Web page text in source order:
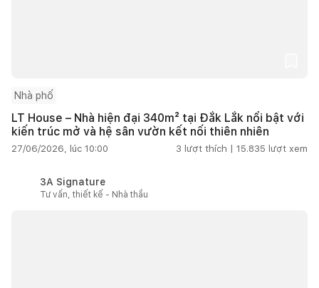
Nhà phố
LT House – Nhà hiện đại 340m² tại Đắk Lắk nổi bật với
kiến trúc mở và hệ sân vườn kết nối thiên nhiên
27/06/2026, lúc 10:00 3 lượt thích | 15.835 lượt xem
3A Signature
Tư vấn, thiết kế - Nhà thầu